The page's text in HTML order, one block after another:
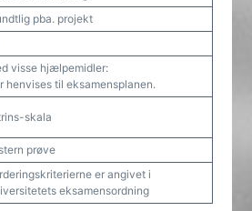
pba. projekt
visse hjælpemidler:
henvises til eksamensplanen.
skala
prøve
er angivet i
eksamensordning